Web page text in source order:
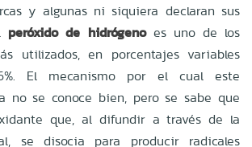
y algunas ni siquiera declaran sus
peróxido de hidrógenoes uno de los
utilizados, en porcentajes variables
El mecanismo por el cual este
no se conoce bien, pero se sabe que
que, al difundir a través de la
se disocia para producir radicales